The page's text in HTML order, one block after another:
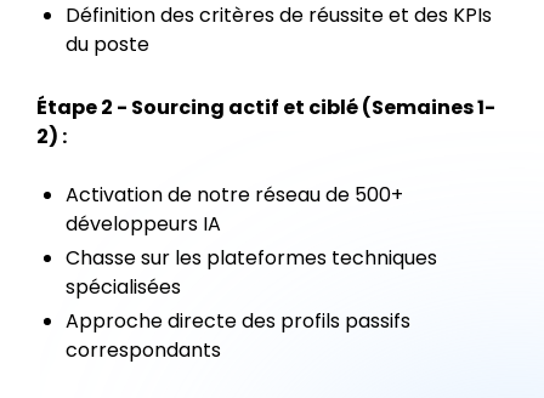
Définition des critères de réussite et des KPIs
du poste
Étape 2 - Sourcing actif et ciblé (Semaines 1-
2) :
Activation de notre réseau de 500+
développeurs IA
Chasse sur les plateformes techniques
spécialisées
Approche directe des profils passifs
correspondants